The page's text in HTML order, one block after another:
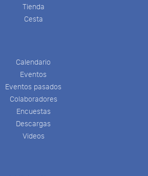
Tienda
Cesta
Calendario
Eventos
Eventos pasados
Colaboradores
Encuestas
Descargas
Videos